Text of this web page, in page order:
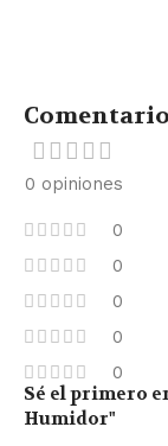
0 opiniones
0
0
0
0
0
Sé el primero
Humidor"